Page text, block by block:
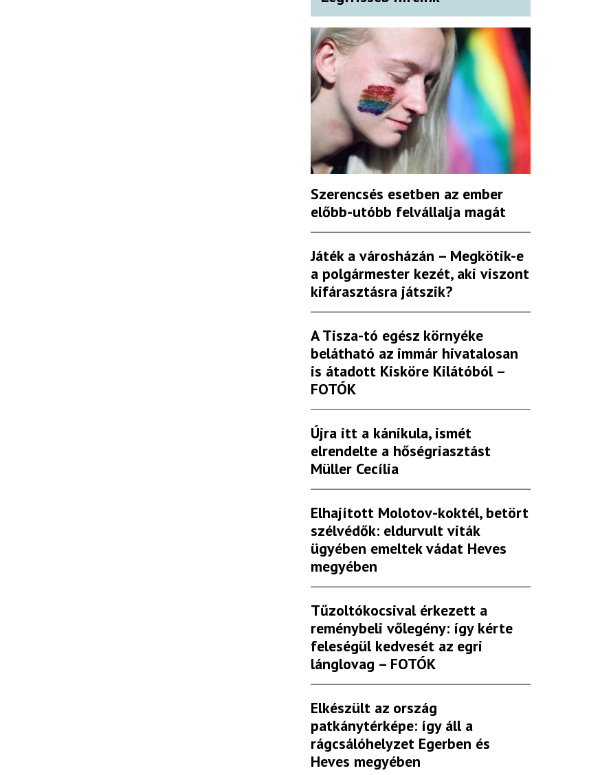
Szerencsés esetben az ember
előbb-utóbb felvállalja magát
Játék a városházán – Megkötik-e
a polgármester kezét, aki viszont
kifárasztásra játszik?
A Tisza-tó egész környéke
belátható az immár hivatalosan
is átadott Kisköre Kilátóból –
FOTÓK
Újra itt a kánikula, ismét
elrendelte a hőségriasztást
Müller Cecília
Elhajított Molotov-koktél, betört
szélvédők: eldurvult viták
ügyében emeltek vádat Heves
megyében
Tűzoltókocsival érkezett a
reménybeli vőlegény: így kérte
feleségül kedvesét az egri
lánglovag – FOTÓK
Elkészült az ország
patkánytérképe: így áll a
rágcsálóhelyzet Egerben és
Heves megyében